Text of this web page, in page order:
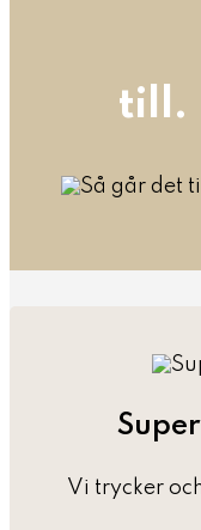
till.
Vi trycker